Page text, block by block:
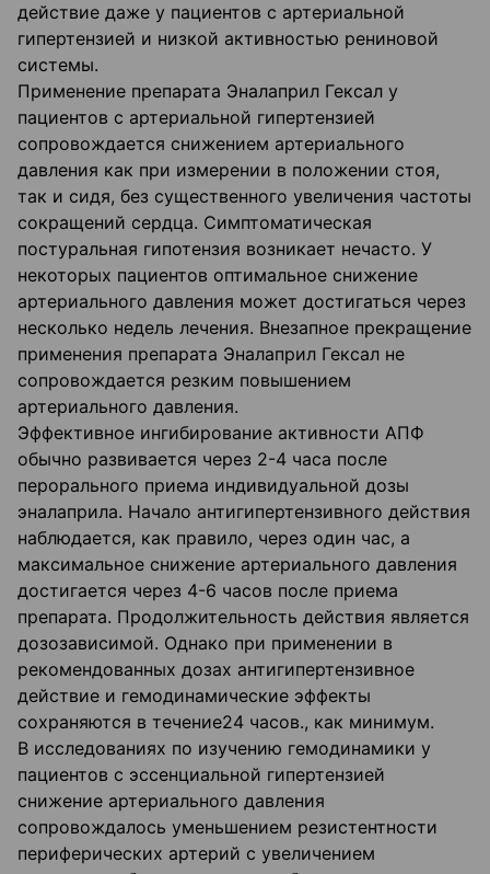
действие даже у пациентов с артериальной
гипертензией и низкой активностью рениновой
системы.
Применение препарата Эналаприл Гексал у
пациентов с артериальной гипертензией
сопровождается снижением артериального
давления как при измерении в положении стоя,
так и сидя, без существенного увеличения частоты
сокращений сердца. Симптоматическая
постуральная гипотензия возникает нечасто. У
некоторых пациентов оптимальное снижение
артериального давления может достигаться через
несколько недель лечения. Внезапное прекращение
применения препарата Эналаприл Гексал не
сопровождается резким повышением
артериального давления.
Эффективное ингибирование активности АПФ
обычно развивается через 2-4 часа после
перорального приема индивидуальной дозы
эналаприла. Начало антигипертензивного действия
наблюдается, как правило, через один час, а
максимальное снижение артериального давления
достигается через 4-6 часов после приема
препарата. Продолжительность действия является
дозозависимой. Однако при применении в
рекомендованных дозах антигипертензивное
действие и гемодинамические эффекты
сохраняются в течение24 часов., как минимум.
В исследованиях по изучению гемодинамики у
пациентов с эссенциальной гипертензией
снижение артериального давления
сопровождалось уменьшением резистентности
периферических артерий с увеличением